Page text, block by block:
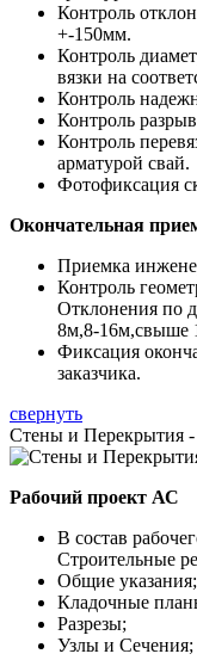
Контроль
+-150мм.
Контроль
вязки на
Контроль
Контроль
Контроль
арматурой свай.
Фотофиксация
Окончательная
Приемка
Контроль
Отклонения по
8м,8-16м,свыше
Фиксация
заказчика.
свернуть
Стены и Перекрытия
Рабочий проект АС
В состав
Строительные
Общие указания;
Кладочные
Разрезы;
Узлы и Сечения;